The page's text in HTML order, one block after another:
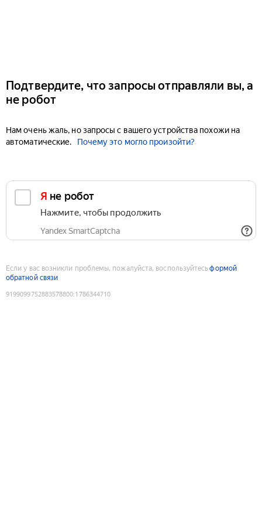
Подтвердите, что запросы отправляли вы, а
не робот
Нам очень жаль, но запросы с вашего устройства похожи на
автоматические.
Почему это могло произойти?
Я не робот
Нажмите, чтобы продолжить
Yandex SmartCaptcha
Если у вас возникли проблемы, пожалуйста, воспользуйтесьформой
обратной связи
9199099752883578800:1786344710